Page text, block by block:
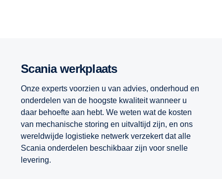
Scania werkplaats
Onze experts voorzien u van advies, onderhoud en
onderdelen van de hoogste kwaliteit wanneer u
daar behoefte aan hebt. We weten wat de kosten
van mechanische storing en uitvaltijd zijn, en ons
wereldwijde logistieke netwerk verzekert dat alle
Scania onderdelen beschikbaar zijn voor snelle
levering.